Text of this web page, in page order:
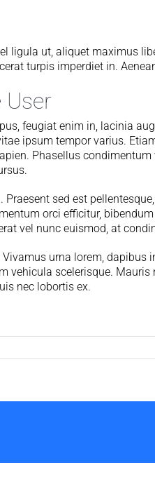
ligula ut, aliquet maximus
turpis imperdiet in.
User
feugiat enim in, lacinia
ipsum tempor varius.
Phasellus
sed est
orci efficitur,
vel nunc euismod, at
urna lorem, dapibus
vehicula scelerisque.
nec lobortis ex.